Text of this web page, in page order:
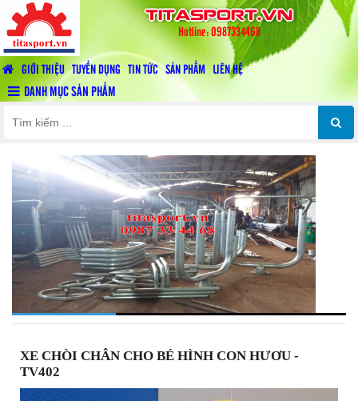
titasport.vn
Hotline: 0987334468
GIỚI THIỆU TUYỂN DỤNG TIN TỨC SẢN PHẨM LIÊN HỆ
DANH MỤC SẢN PHẨM
XE CHÒI CHÂN CHO BÉ HÌNH CON HƯƠU -
TV402